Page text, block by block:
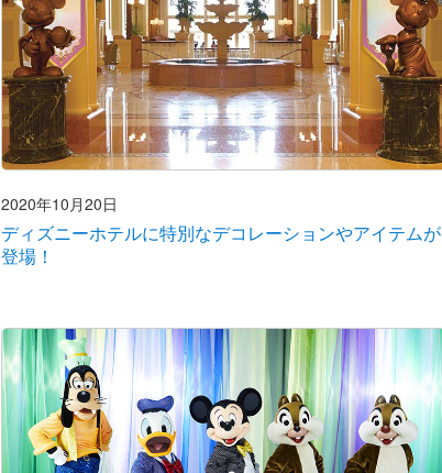
2020年10月20日
ディズニーホテルに特別なデコレーションやアイテムが
登場！